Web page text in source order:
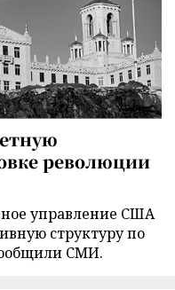
революции
управление США
структуру по
СМИ.